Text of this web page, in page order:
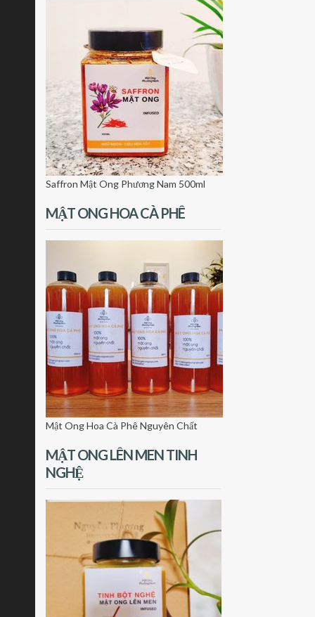
Saffron Mật Ong Phương Nam 500ml
MẬT ONG HOA CÀ PHÊ
Mật Ong Hoa Cà Phê Nguyên Chất
MẬT ONG LÊN MEN TINH
NGHỆ